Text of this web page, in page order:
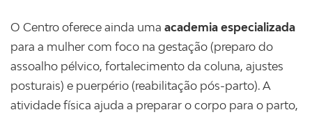
O Centro oferece ainda uma academia especializada
para a mulher com foco na gestação (preparo do
assoalho pélvico, fortalecimento da coluna, ajustes
posturais) e puerpério (reabilitação pós-parto). A
atividade física ajuda a preparar o corpo para o parto,